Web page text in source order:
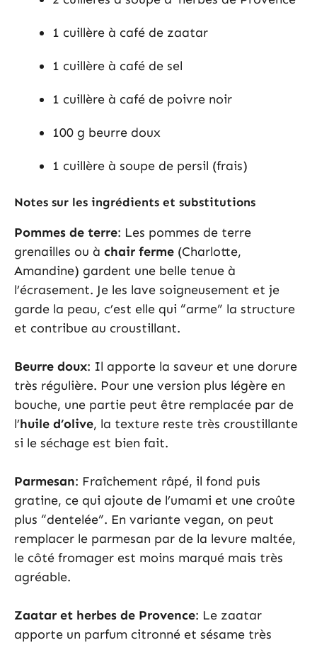
1 cuillère à café de zaatar
1 cuillère à café de sel
1 cuillère à café de poivre noir
100 g beurre doux
1 cuillère à soupe de persil (frais)
Notes sur les ingrédients et substitutions
Pommes de terre: Les pommes de terre
grenailles ou à chair ferme (Charlotte,
Amandine) gardent une belle tenue à
l’écrasement. Je les lave soigneusement et je
garde la peau, c’est elle qui “arme” la structure
et contribue au croustillant.
Beurre doux: Il apporte la saveur et une dorure
très régulière. Pour une version plus légère en
bouche, une partie peut être remplacée par de
l’huile d’olive, la texture reste très croustillante
si le séchage est bien fait.
Parmesan: Fraîchement râpé, il fond puis
gratine, ce qui ajoute de l’umami et une croûte
plus “dentelée”. En variante vegan, on peut
remplacer le parmesan par de la levure maltée,
le côté fromager est moins marqué mais très
agréable.
Zaatar et herbes de Provence: Le zaatar
apporte un parfum citronné et sésame très